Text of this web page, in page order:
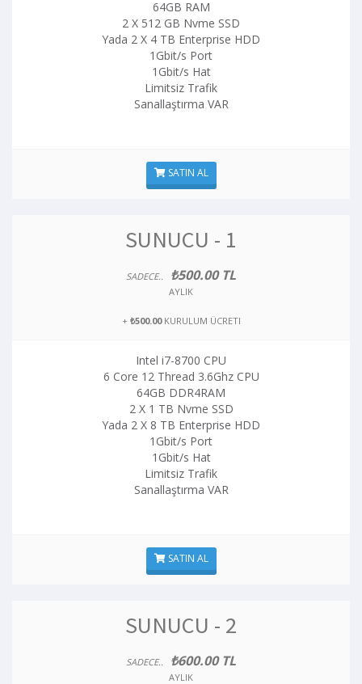
64GB RAM
2 X 512 GB Nvme SSD
Yada 2 X 4 TB Enterprise HDD
1Gbit/s Port
1Gbit/s Hat
Limitsiz Trafik
Sanallaştırma VAR
SATIN AL
SUNUCU - 1
SADECE.. ₺500.00 TL
AYLIK
+ ₺500.00KURULUM ÜCRETI
Intel i7-8700 CPU
6 Core 12 Thread 3.6Ghz CPU
64GB DDR4RAM
2 X 1 TB Nvme SSD
Yada 2 X 8 TB Enterprise HDD
1Gbit/s Port
1Gbit/s Hat
Limitsiz Trafik
Sanallaştırma VAR
SATIN AL
SUNUCU - 2
SADECE.. ₺600.00 TL
AYLIK